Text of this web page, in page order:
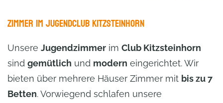
Zimmer im Jugendclub Kitzsteinhorn
Unsere Jugendzimmer im Club Kitzsteinhorn
sind gemütlich und modern eingerichtet. Wir
bieten über mehrere Häuser Zimmer mit bis zu 7
Betten. Vorwiegend schlafen unsere